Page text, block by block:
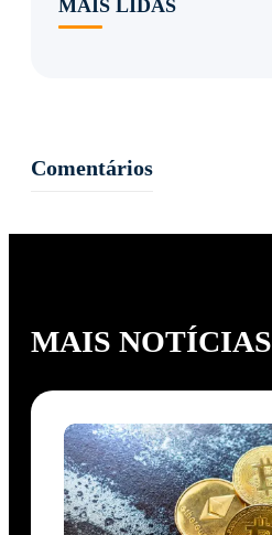
MAIS LIDAS
Comentários
MAIS NOTÍCIAS